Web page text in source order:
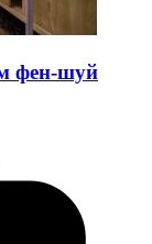
фен-шуй